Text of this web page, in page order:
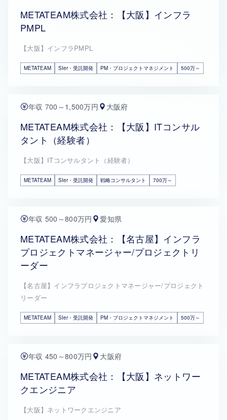
METATEAM株式会社：【大阪】インフラ
PMPL
【大阪】インフラPMPL
METATEAM SIer・受託開発 PM・プロジェクトマネジメント 500万～
年収 700～1,500万円 大阪府
METATEAM株式会社：【大阪】ITコンサル
タント（経験者）
【大阪】ITコンサルタント（経験者）
METATEAM SIer・受託開発 戦略コンサルタント 700万～
年収 500～800万円 愛知県
METATEAM株式会社：【名古屋】インフラ
プロジェクトマネージャー/プロジェクトリ
ーダー
【名古屋】インフラプロジェクトマネージャー/プロジェクト
リーダー
METATEAM SIer・受託開発 PM・プロジェクトマネジメント 500万～
年収 450～800万円 大阪府
METATEAM株式会社：【大阪】ネットワー
クエンジニア
【大阪】ネットワークエンジニア